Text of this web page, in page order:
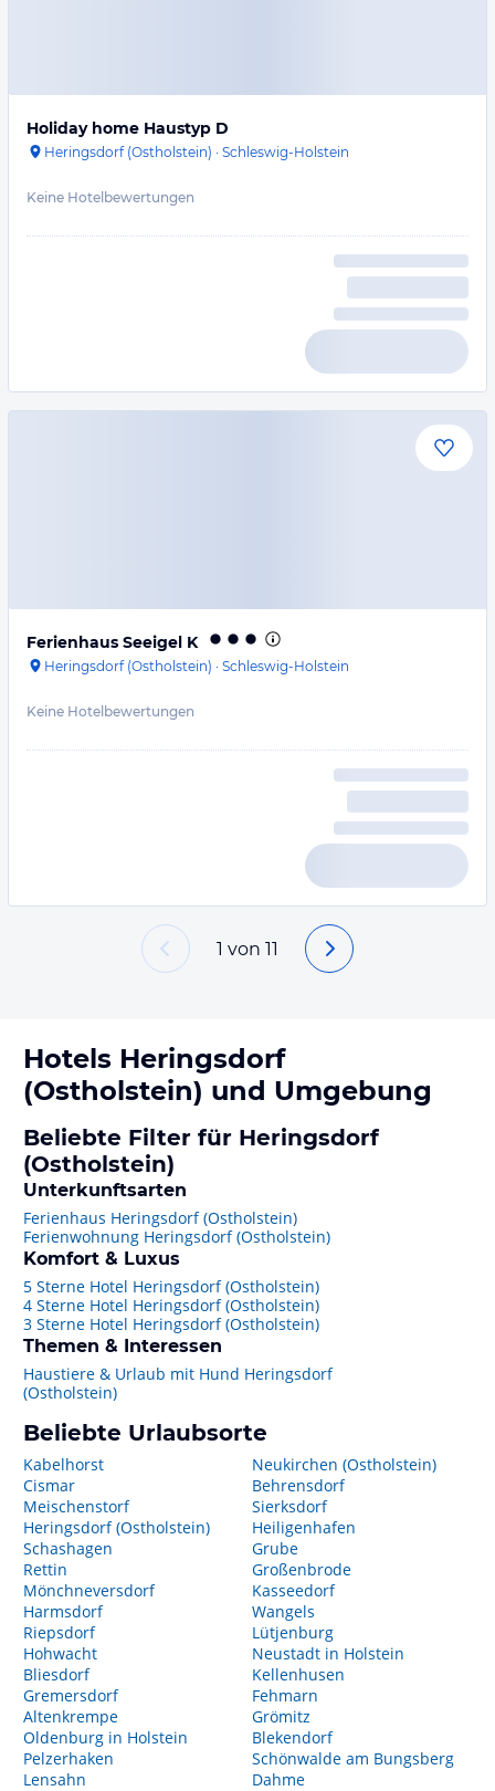
Holiday home Haustyp D
Heringsdorf (Ostholstein) · Schleswig-Holstein
Keine Hotelbewertungen
Ferienhaus Seeigel K
Heringsdorf (Ostholstein) · Schleswig-Holstein
Keine Hotelbewertungen
1 von 11
Hotels Heringsdorf
(Ostholstein) und Umgebung
Beliebte Filter für Heringsdorf
(Ostholstein)
Unterkunftsarten
Ferienhaus Heringsdorf (Ostholstein)
Ferienwohnung Heringsdorf (Ostholstein)
Komfort & Luxus
5 Sterne Hotel Heringsdorf (Ostholstein)
4 Sterne Hotel Heringsdorf (Ostholstein)
3 Sterne Hotel Heringsdorf (Ostholstein)
Themen & Interessen
Haustiere & Urlaub mit Hund Heringsdorf
(Ostholstein)
Beliebte Urlaubsorte
Kabelhorst
Cismar
Meischenstorf
Heringsdorf (Ostholstein)
Schashagen
Rettin
Mönchneversdorf
Harmsdorf
Riepsdorf
Hohwacht
Bliesdorf
Gremersdorf
Altenkrempe
Oldenburg in Holstein
Pelzerhaken
Lensahn
Neukirchen (Ostholstein)
Behrensdorf
Sierksdorf
Heiligenhafen
Grube
Großenbrode
Kasseedorf
Wangels
Lütjenburg
Neustadt in Holstein
Kellenhusen
Fehmarn
Grömitz
Blekendorf
Schönwalde am Bungsberg
Dahme